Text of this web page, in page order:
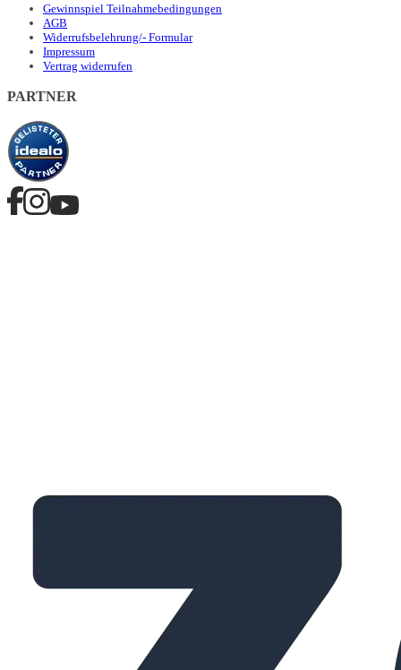
Gewinnspiel Teilnahmebedingungen
AGB
Widerrufsbelehrung/- Formular
Impressum
Vertrag widerrufen
PARTNER